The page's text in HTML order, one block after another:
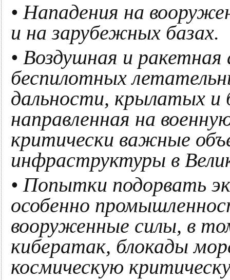
• Нападения на
и на зарубежных базах.
• Воздушная и
беспилотных
дальности, крылатых и
направленная на
критически важные
инфраструктуры в
• Попытки подорвать
особенно
вооруженные силы, в
кибератак, блокады
космическую